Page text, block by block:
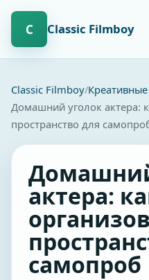
С
Сlassic Filmboy
Сlassic Filmboy
Домашний уголок актера:
пространство для
актера:
самопроб